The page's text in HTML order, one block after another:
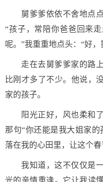
舅爹爹依依不舍地点
“孩子，常陪你爸爸回来
呢。”我重重地点头：“好
走在去舅爹爹家的路
比刚才多了不少。他说，
家的孩子。
阳光正好，风也柔和
那句“你还能是我大姐家的
落在我的心田里，让这个春
我知道，这不仅仅是
光的亲情重逢。它让我读